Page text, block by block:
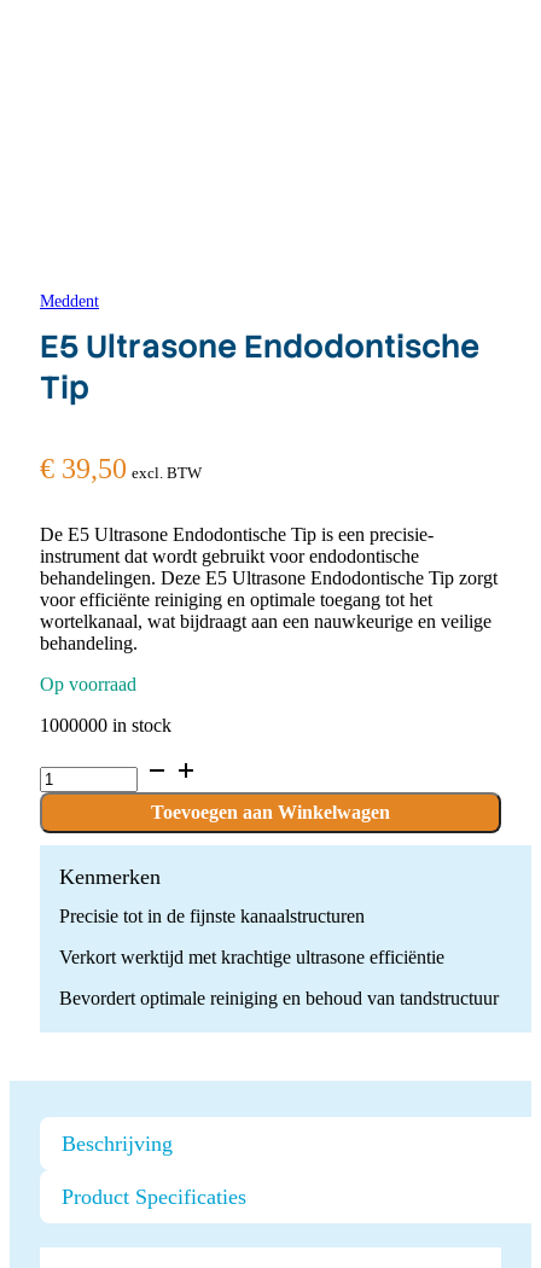
Meddent
E5 Ultrasone Endodontische
Tip
€ 39,50 excl. BTW
De E5 Ultrasone Endodontische Tip is een precisie-
instrument dat wordt gebruikt voor endodontische
behandelingen. Deze E5 Ultrasone Endodontische Tip zorgt
voor efficiënte reiniging en optimale toegang tot het
wortelkanaal, wat bijdraagt aan een nauwkeurige en veilige
behandeling.
Op voorraad
1000000 in stock
E5
Ultrasone
Endodontische
Tip
quantity
Toevoegen aan Winkelwagen
Kenmerken
Precisie tot in de fijnste kanaalstructuren
Verkort werktijd met krachtige ultrasone efficiëntie
Bevordert optimale reiniging en behoud van tandstructuur
Beschrijving
Product Specificaties